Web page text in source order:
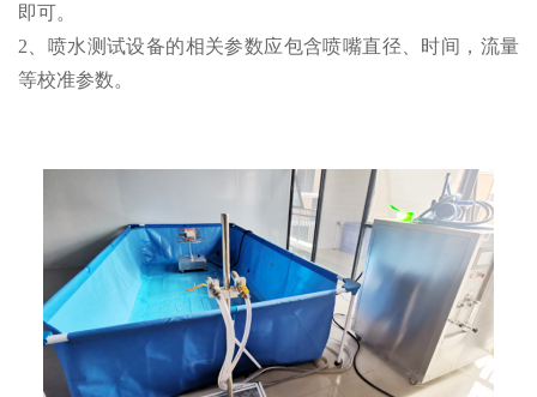
即可。
2、喷水测试设备的相关参数应包含喷嘴直径、时间，流量
等校准参数。